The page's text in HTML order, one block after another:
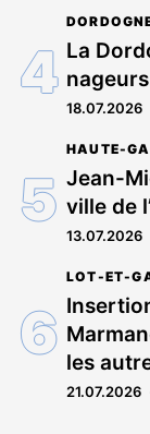
La
18.07.2026
HAUTE-
Jean-
ville de
13.07.2026
LOT-ET-
les
21.07.2026